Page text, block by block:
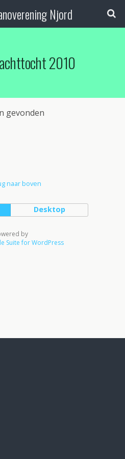
Njord
2010
gevonden
naar boven
Desktop
by
Suite for WordPress